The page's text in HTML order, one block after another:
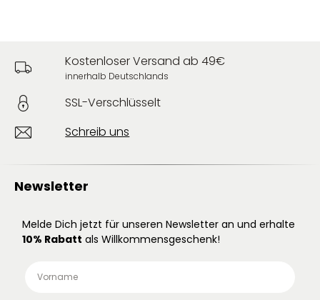
Kostenloser Versand ab 49€
innerhalb Deutschlands
SSL-Verschlüsselt
Schreib uns
Newsletter
Melde Dich jetzt für unseren Newsletter an und erhalte
10% Rabatt als Willkommensgeschenk!